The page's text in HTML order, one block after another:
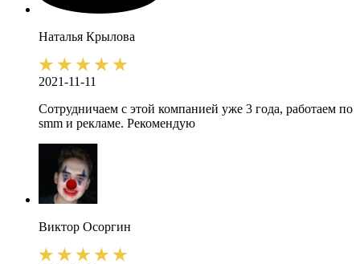
Наталья Крылова
2021-11-11
Сотрудничаем с этой компанией уже 3 года, работаем по
smm и рекламе. Рекомендую
Виктор Осоргин